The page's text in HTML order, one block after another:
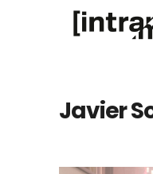
Javier